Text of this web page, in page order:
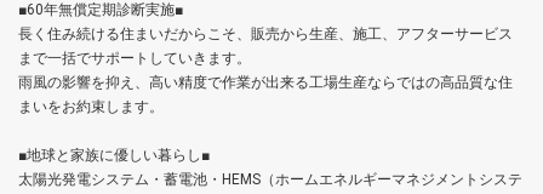
■60年無償定期診断実施■
長く住み続ける住まいだからこそ、販売から生産、施工、アフターサービス
まで一括でサポートしていきます。
雨風の影響を抑え、高い精度で作業が出来る工場生産ならではの高品質な住
まいをお約束します。
■地球と家族に優しい暮らし■
太陽光発電システム・蓄電池・HEMS（ホームエネルギーマネジメントシステ